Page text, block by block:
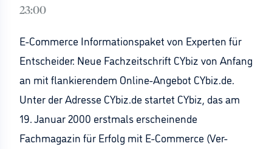
23:00
E-Commerce Informationspaket von Experten für
Entscheider: Neue Fachzeitschrift CYbiz von Anfang
an mit flankierendem Online-Angebot CYbiz.de.
Unter der Adresse CYbiz.de startet CYbiz, das am
19. Januar 2000 erstmals erscheinende
Fachmagazin für Erfolg mit E-Commerce (Ver-